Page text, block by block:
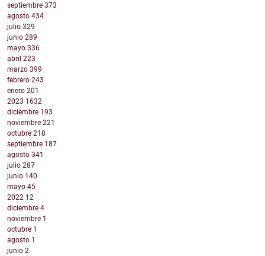
septiembre 373
agosto 434
julio 329
junio 289
mayo 336
abril 223
marzo 399
febrero 243
enero 201
2023 1632
diciembre 193
noviembre 221
octubre 218
septiembre 187
agosto 341
julio 287
junio 140
mayo 45
2022 12
diciembre 4
noviembre 1
octubre 1
agosto 1
junio 2